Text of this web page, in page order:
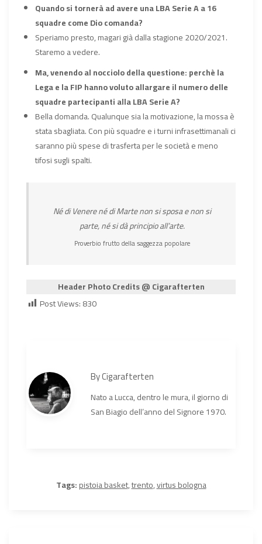
Quando si tornerà ad avere una LBA Serie A a 16
squadre come Dio comanda?
Speriamo presto, magari già dalla stagione 2020/2021.
Staremo a vedere.
Ma, venendo al nocciolo della questione: perchè la
Lega e la FIP hanno voluto allargare il numero delle
squadre partecipanti alla LBA Serie A?
Bella domanda. Qualunque sia la motivazione, la mossa è
stata sbagliata. Con più squadre e i turni infrasettimanali ci
saranno più spese di trasferta per le società e meno
tifosi sugli spalti.
Né di Venere né di Marte non si sposa e non si
parte, né si dà principio all’arte.
Proverbio frutto della saggezza popolare
Header Photo Credits @ Cigarafterten
Post Views:830
ByCigarafterten
Nato a Lucca, dentro le mura, il giorno di
San Biagio dell’anno del Signore 1970.
Tags:pistoia basket,trento,virtus bologna